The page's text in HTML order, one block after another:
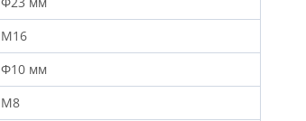
M16
Φ10 мм
M8